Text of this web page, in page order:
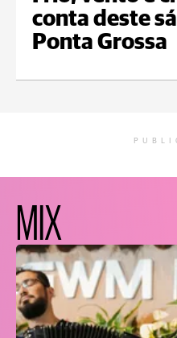
conta deste
Ponta Grossa
MIX